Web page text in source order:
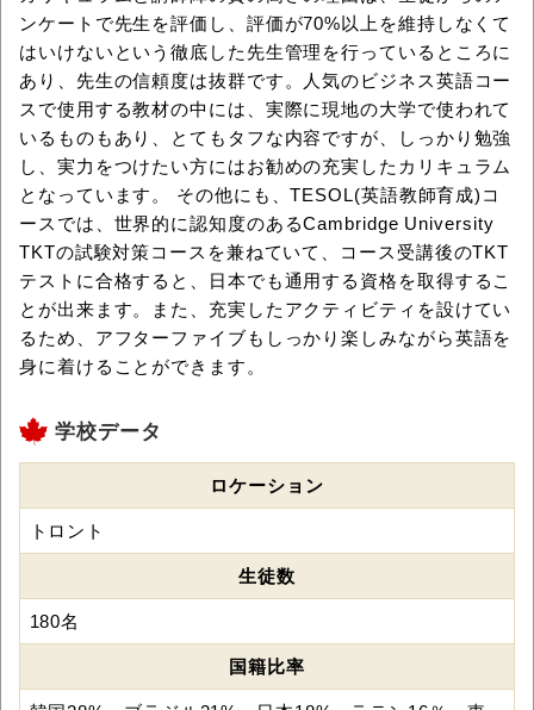
ンケートで先生を評価し、評価が70%以上を維持しなくて
はいけないという徹底した先生管理を行っているところに
あり、先生の信頼度は抜群です。人気のビジネス英語コー
スで使用する教材の中には、実際に現地の大学で使われて
いるものもあり、とてもタフな内容ですが、しっかり勉強
し、実力をつけたい方にはお勧めの充実したカリキュラム
となっています。 その他にも、TESOL(英語教師育成)コ
ースでは、世界的に認知度のあるCambridge University
TKTの試験対策コースを兼ねていて、コース受講後のTKT
テストに合格すると、日本でも通用する資格を取得するこ
とが出来ます。また、充実したアクティビティを設けてい
るため、アフターファイブもしっかり楽しみながら英語を
身に着けることができます。
学校データ
ロケーション
トロント
生徒数
180名
国籍比率